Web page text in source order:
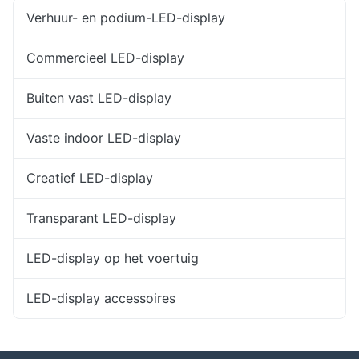
Verhuur- en podium-LED-display
Commercieel LED-display
Buiten vast LED-display
Vaste indoor LED-display
Creatief LED-display
Transparant LED-display
LED-display op het voertuig
LED-display accessoires